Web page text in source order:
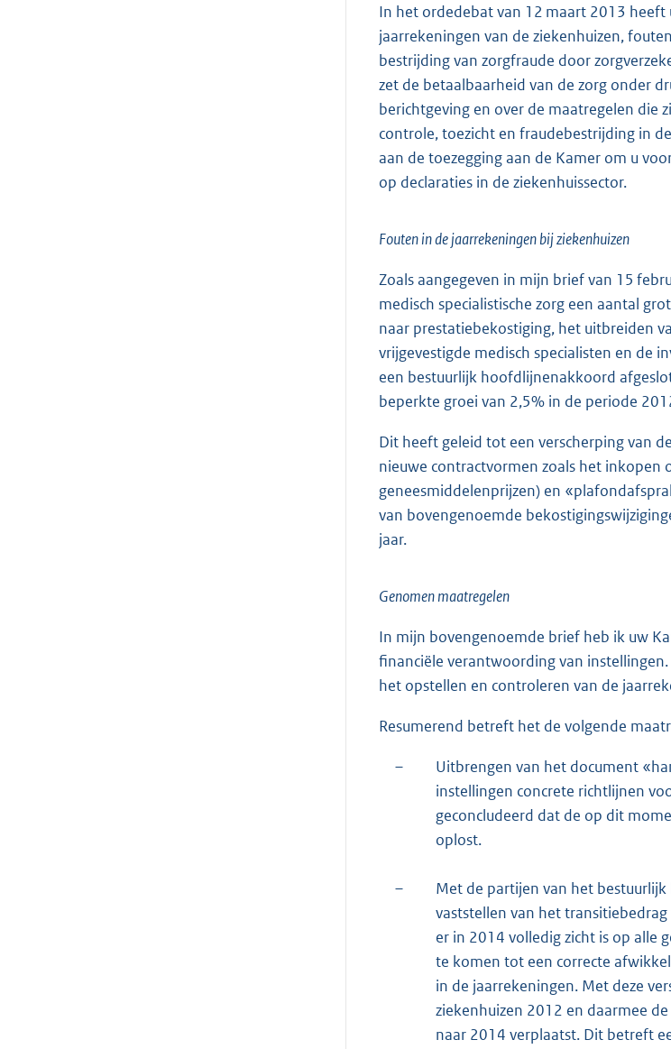
:
5
6
K
b
In het ordedebat van 12 maart 2013
jaarrekeningen van de ziekenhuizen,
bestrijding van zorgfraude door
zet de betaalbaarheid van de zorg onder
berichtgeving en over de maatregelen die
controle, toezicht en fraudebestrijding in
aan de toezegging aan de Kamer om u
op declaraties in de ziekenhuissector.
Fouten in de jaarrekeningen bij ziekenhuizen
Zoals aangegeven in mijn brief van 15
medisch specialistische zorg een aantal
naar prestatiebekostiging, het uitbreiden
vrijgevestigde medisch specialisten en de
een bestuurlijk hoofdlijnenakkoord
beperkte groei van 2,5% in de periode
Dit heeft geleid tot een verscherping van
nieuwe contractvormen zoals het inkopen
geneesmiddelenprijzen) en
van bovengenoemde
jaar.
Genomen maatregelen
In mijn bovengenoemde brief heb ik uw
financiële verantwoording van
het opstellen en controleren van de
Resumerend betreft het de volgende
–
Uitbrengen van het document
instellingen concrete richtlijnen
geconcludeerd dat de op dit
oplost.
–
Met de partijen van het
vaststellen van het
er in 2014 volledig zicht is op alle
te komen tot een correcte
in de jaarrekeningen. Met deze
ziekenhuizen 2012 en daarmee
naar 2014 verplaatst. Dit betreft